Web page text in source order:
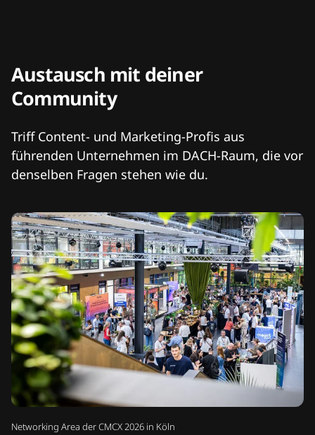
Networking Area der CMCX 2026 in Köln
Austausch mit deiner
Community
Triff Content- und Marketing-Profis aus
führenden Unternehmen im DACH-Raum, die vor
denselben Fragen stehen wie du.